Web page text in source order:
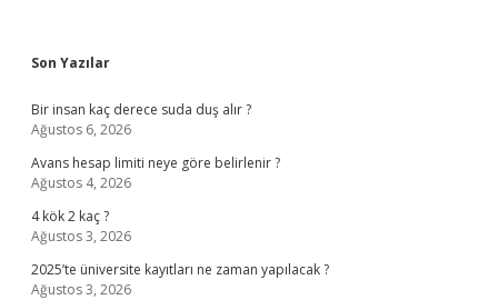
Sidebar
Son Yazılar
Bir insan kaç derece suda duş alır ?
Ağustos 6, 2026
Avans hesap limiti neye göre belirlenir ?
Ağustos 4, 2026
4 kök 2 kaç ?
Ağustos 3, 2026
2025’te üniversite kayıtları ne zaman yapılacak ?
Ağustos 3, 2026